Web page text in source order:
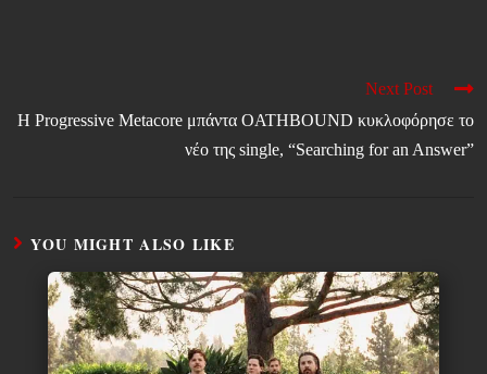
Next Post
Η Progressive Metacore μπάντα OATHBOUND κυκλοφόρησε το
νέο της single, “Searching for an Answer”
YOU MIGHT ALSO LIKE